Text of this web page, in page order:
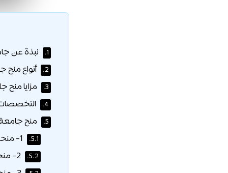
1. نبذة عن
2. أنواع منح
3. مزايا منح
4.
5. منح جامعة
5.1.
5.2.